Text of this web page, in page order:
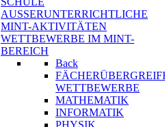
AUSSERUNTERRICHTLICHE
MINT-AKTIVITÄTEN
WETTBEWERBE IM MINT-
BEREICH
Back
WETTBEWERBE
MATHEMATIK
INFORMATIK
PHYSIK